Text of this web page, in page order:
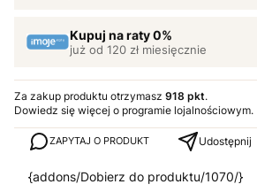
Kupuj na raty 0%
już od 120 zł miesięcznie
Za zakup produktu otrzymasz 918 pkt.
Dowiedz się więcej o programie lojalnościowym.
ZAPYTAJ O PRODUKT Udostępnij
{addons/Dobierz do produktu/1070/}